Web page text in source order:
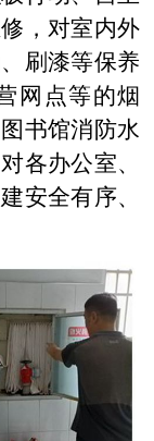
，对室内外
刷漆等保养
网点等的烟
书馆消防水
各办公室、
安全有序、